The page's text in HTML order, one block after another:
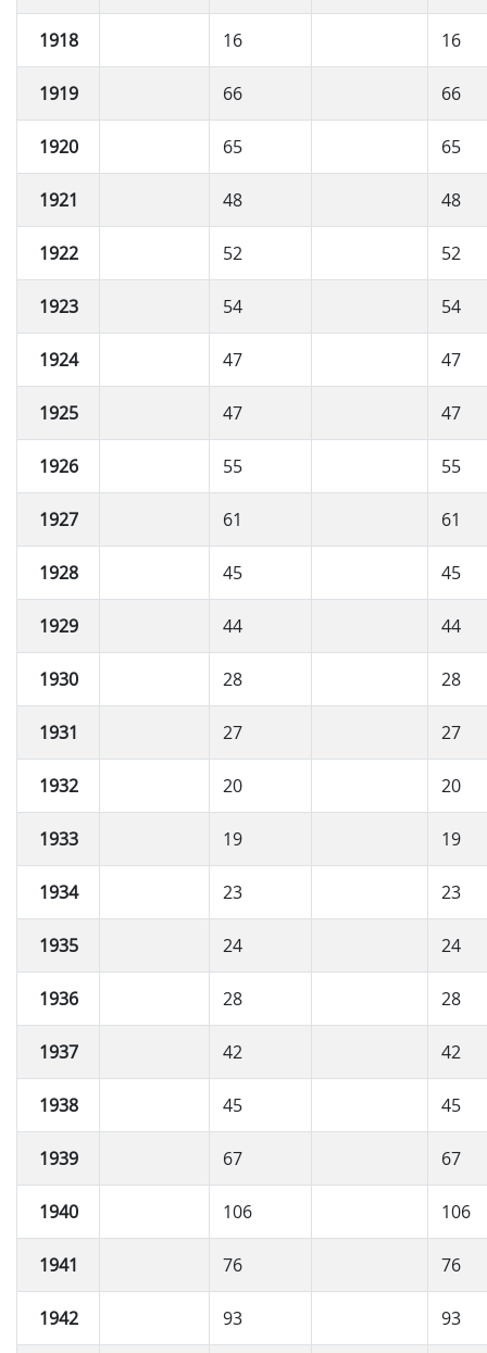
1918 16 16
1919 66 66
1920 65 65
1921 48 48
1922 52 52
1923 54 54
1924 47 47
1925 47 47
1926 55 55
1927 61 61
1928 45 45
1929 44 44
1930 28 28
1931 27 27
1932 20 20
1933 19 19
1934 23 23
1935 24 24
1936 28 28
1937 42 42
1938 45 45
1939 67 67
1940 106 106
1941 76 76
1942 93 93